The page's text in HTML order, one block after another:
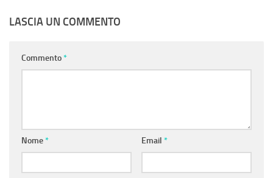
LASCIA UN COMMENTO
Commento*
Nome* Email *